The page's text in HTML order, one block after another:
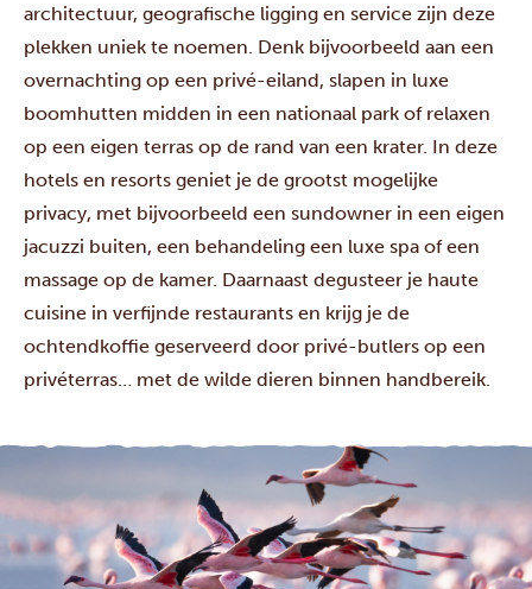
architectuur, geografische ligging en service zijn deze
plekken uniek te noemen. Denk bijvoorbeeld aan een
overnachting op een privé-eiland, slapen in luxe
boomhutten midden in een nationaal park of relaxen
op een eigen terras op de rand van een krater. In deze
hotels en resorts geniet je de grootst mogelijke
privacy, met bijvoorbeeld een sundowner in een eigen
jacuzzi buiten, een behandeling een luxe spa of een
massage op de kamer. Daarnaast degusteer je haute
cuisine in verfijnde restaurants en krijg je de
ochtendkoffie geserveerd door privé-butlers op een
privéterras… met de wilde dieren binnen handbereik.